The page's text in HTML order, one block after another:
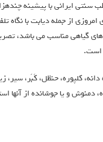
ایرانی با پیشینه
از جمله دیابت با نگاه
گیاهی مناسب می باشد،
است.
کلپوره، حنظل، کَبَر، سیر،
و یا جوشانده از آنها